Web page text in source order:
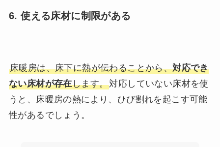
6. 使える床材に制限がある
床暖房は、床下に熱が伝わることから、対応でき
ない床材が存在します。対応していない床材を使
うと、床暖房の熱により、ひび割れを起こす可能
性があるでしょう。